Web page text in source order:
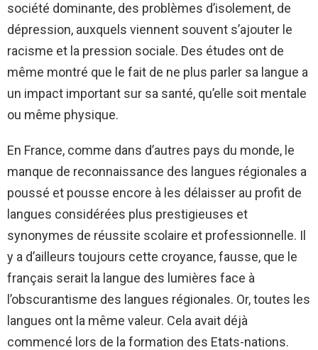
société dominante, des problèmes d’isolement, de
dépression, auxquels viennent souvent s’ajouter le
racisme et la pression sociale. Des études ont de
même montré que le fait de ne plus parler sa langue a
un impact important sur sa santé, qu’elle soit mentale
ou même physique.
En France, comme dans d’autres pays du monde, le
manque de reconnaissance des langues régionales a
poussé et pousse encore à les délaisser au profit de
langues considérées plus prestigieuses et
synonymes de réussite scolaire et professionnelle. Il
y a d’ailleurs toujours cette croyance, fausse, que le
français serait la langue des lumières face à
l’obscurantisme des langues régionales. Or, toutes les
langues ont la même valeur. Cela avait déjà
commencé lors de la formation des Etats-nations.